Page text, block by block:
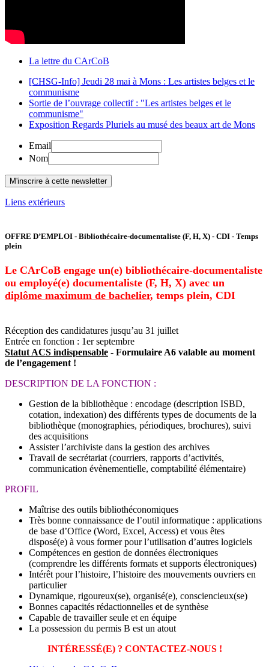
La lettre du CArCoB
[CHSG-Info] Jeudi 28 mai à Mons : Les artistes belges et le
communisme
Sortie de l’ouvrage collectif : "Les artistes belges et le
communisme"
Exposition Regards Pluriels au musé des beaux art de Mons
Email
Nom
Liens extérieurs
OFFRE D’EMPLOI - Bibliothécaire-documentaliste (F, H, X) - CDI - Temps
plein
Le CArCoB engage un(e) bibliothécaire-documentaliste
ou employé(e) documentaliste (F, H, X) avec un
diplôme maximum de bachelier, temps plein, CDI
Réception des candidatures jusqu’au 31 juillet
Entrée en fonction : 1er septembre
Statut ACS indispensable - Formulaire A6 valable au moment
de l’engagement !
DESCRIPTION DE LA FONCTION :
Gestion de la bibliothèque : encodage (description ISBD,
cotation, indexation) des différents types de documents de la
bibliothèque (monographies, périodiques, brochures), suivi
des acquisitions
Assister l’archiviste dans la gestion des archives
Travail de secrétariat (courriers, rapports d’activités,
communication évènementielle, comptabilité élémentaire)
PROFIL
Maîtrise des outils bibliothéconomiques
Très bonne connaissance de l’outil informatique : applications
de base d’Office (Word, Excel, Access) et vous êtes
disposé(e) à vous former pour l’utilisation d’autres logiciels
Compétences en gestion de données électroniques
(comprendre les différents formats et supports électroniques)
Intérêt pour l’histoire, l’histoire des mouvements ouvriers en
particulier
Dynamique, rigoureux(se), organisé(e), consciencieux(se)
Bonnes capacités rédactionnelles et de synthèse
Capable de travailler seule et en équipe
La possession du permis B est un atout
INTÉRESSÉ(E) ? CONTACTEZ-NOUS !